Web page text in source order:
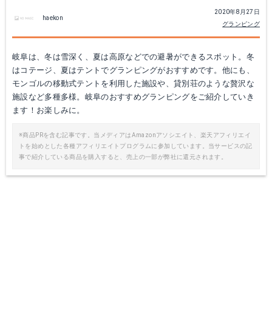
2020年8月27日
グランピング
haekon
岐阜は、冬は雪深く、夏は高原などでの避暑ができるスポット。冬
はコテージ、夏はテントでグランピングがおすすめです。他にも、
モンゴルの移動式テントを利用した施設や、貸別荘のような贅沢な
施設など多種多様。岐阜のおすすめグランピングをご紹介していき
ます！お楽しみに。
※商品PRを含む記事です。当メディアはAmazonアソシエイト、楽天アフィリエイ
トを始めとした各種アフィリエイトプログラムに参加しています。当サービスの記
事で紹介している商品を購入すると、売上の一部が弊社に還元されます。